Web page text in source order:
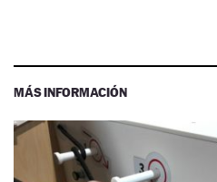
MÁS INFORMACIÓN